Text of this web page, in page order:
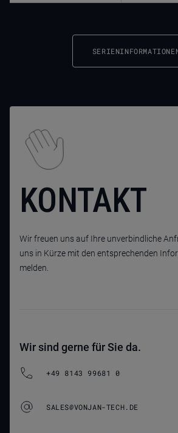
KONTAKT
Wir freuen uns auf Ihre unverbindliche
uns in Kürze mit den entsprechenden
melden.
Wir sind gerne für Sie da.
+49 8143 99681 0
SALES@VONJAN-TECH.DE